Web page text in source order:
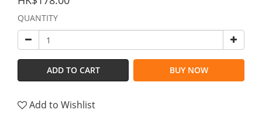
QUANTITY
ADD TO CART BUY NOW
Add to Wishlist